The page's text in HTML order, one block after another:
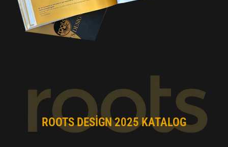
ROOTS DESIGN 2025 KATALOG